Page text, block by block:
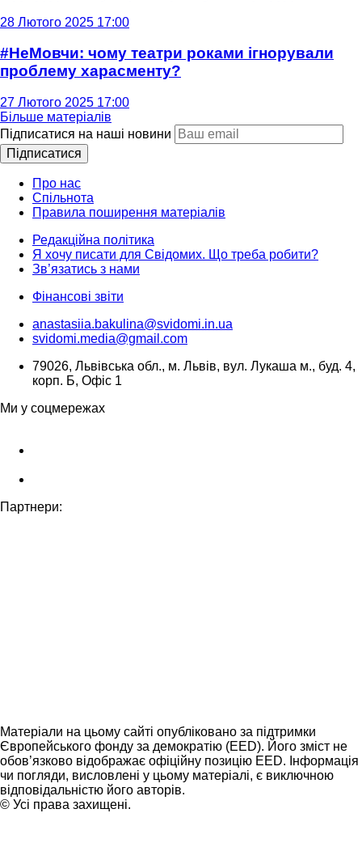
28 Лютого 2025 17:00
#НеМовчи: чому театри роками ігнорували
проблему харасменту?
27 Лютого 2025 17:00
Більше матеріалів
Підписатися на наші новини
Підписатися
Про нас
Спільнота
Правила поширення матеріалів
Редакційна політика
Я хочу писати для Свідомих. Що треба робити?
Зв’язатись з нами
Фінансові звіти
anastasiia.bakulina@svidomi.in.ua
svidomi.media@gmail.com
79026, Львівська обл., м. Львів, вул. Лукаша м., буд. 4,
корп. Б, Офіс 1
Ми у соцмережах
Партнери:
Матеріали на цьому сайті опубліковано за підтримки
Європейського фонду за демократію (EED). Його зміст не
обов’язково відображає офіційну позицію EED. Інформація
чи погляди, висловлені у цьому матеріалі, є виключною
відповідальністю його авторів.
© Усі права захищені.